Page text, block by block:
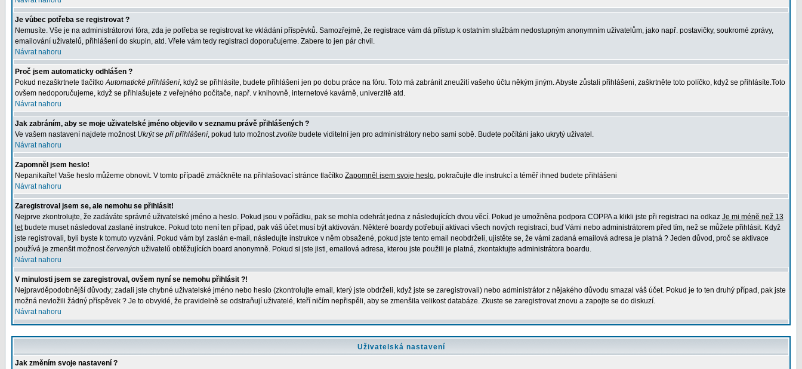
Je vůbec potřeba se registrovat ?
Nemusíte. Vše je na administrátorovi fóra, zda je potřeba se registrovat ke vkládání příspěvků. Samozřejmě, že registrace vám dá přístup k ostatním službám nedostupným anonymním uživatelům, jako např. postavičky, soukromé zprávy,
emailování uživatelů, přihlášení do skupin, atd. Vřele vám tedy registraci doporučujeme. Zabere to jen pár chvil.
Návrat nahoru
Proč jsem automaticky odhlášen ?
Pokud nezaškrtnete tlačítkoAutomatické přihlášení, když se přihlásíte, budete přihlášeni jen po dobu práce na fóru. Toto má zabránit zneužití vašeho účtu někým jiným. Abyste zůstali přihlášeni, zaškrtněte toto políčko, když se přihlásíte.Toto
ovšem nedoporučujeme, když se přihlašujete z veřejného počítače, např. v knihovně, internetové kavárně, univerzitě atd.
Návrat nahoru
Jak zabráním, aby se moje uživatelské jméno objevilo v seznamu právě přihlášených ?
Ve vašem nastavení najdete možnost Ukrýt se při přihlášení, pokud tuto možnostzvolíte budete viditelní jen pro administrátory nebo sami sobě. Budete počítáni jako ukrytý uživatel.
Návrat nahoru
Zapomněl jsem heslo!
Nepanikařte! Vaše heslo můžeme obnovit. V tomto případě zmáčkněte na přihlašovací stránce tlačítko Zapomněl jsem svoje heslo, pokračujte dle instrukcí a téměř ihned budete přihlášeni
Návrat nahoru
Zaregistroval jsem se, ale nemohu se přihlásit!
Nejprve zkontrolujte, že zadáváte správné uživatelské jméno a heslo. Pokud jsou v pořádku, pak se mohla odehrát jedna z následujících dvou věcí. Pokud je umožněna podpora COPPA a klikli jste při registraci na odkaz Je mi méně než 13
letbudete muset následovat zaslané instrukce. Pokud toto není ten případ, pak váš účet musí být aktivován. Některé boardy potřebují aktivaci všech nových registrací, buď Vámi nebo administrátorem před tím, než se můžete přihlásit. Když
jste registrovali, byli byste k tomuto vyzváni. Pokud vám byl zaslán e-mail, následujte instrukce v něm obsažené, pokud jste tento email neobdrželi, ujistěte se, že vámi zadaná emailová adresa je platná ? Jeden důvod, proč se aktivace
používá je zmenšit možnostčervených uživatelů obtěžujících board anonymně. Pokud si jste jisti, emailová adresa, kterou jste použili je platná, zkontaktujte administrátora boardu.
Návrat nahoru
V minulosti jsem se zaregistroval, ovšem nyní se nemohu přihlásit ?!
Nejpravděpodobnější důvody; zadali jste chybné uživatelské jméno nebo heslo (zkontrolujte email, který jste obdrželi, když jste se zaregistrovali) nebo administrátor z nějakého důvodu smazal váš účet. Pokud je to ten druhý případ, pak jste
možná nevložili žádný příspěvek ? Je to obvyklé, že pravidelně se odstraňují uživatelé, kteří ničím nepřispěli, aby se zmenšila velikost databáze. Zkuste se zaregistrovat znovu a zapojte se do diskuzí.
Návrat nahoru
Uživatelská nastavení
Jak změním svoje nastavení ?